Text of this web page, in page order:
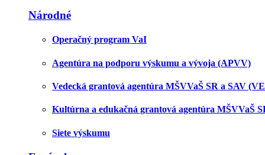
Národné
Operačný program VaI
Agentúra na podporu výskumu a vývoja (APVV)
Vedecká grantová agentúra MŠVVaŠ SR a SAV
Kultúrna a edukačná grantová agentúra MŠVVaŠ
Siete výskumu